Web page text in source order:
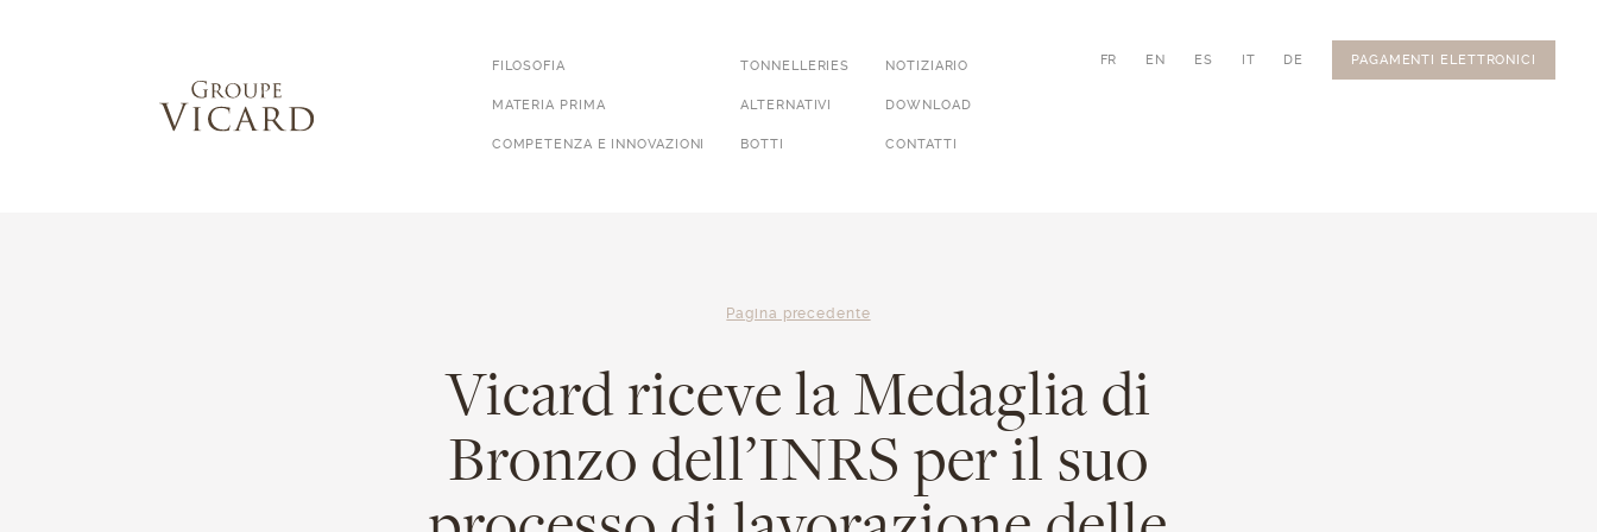
FILOSOFIA
MATERIA PRIMA
COMPETENZA E INNOVAZIONI
TONNELLERIES
ALTERNATIVI
BOTTI
NOTIZIARIO
DOWNLOAD
CONTATTI
FR EN ES IT DE PAGAMENTI ELETTRONICI
Pagina precedente
Vicard riceve la Medaglia di
Bronzo dell’INRS per il suo